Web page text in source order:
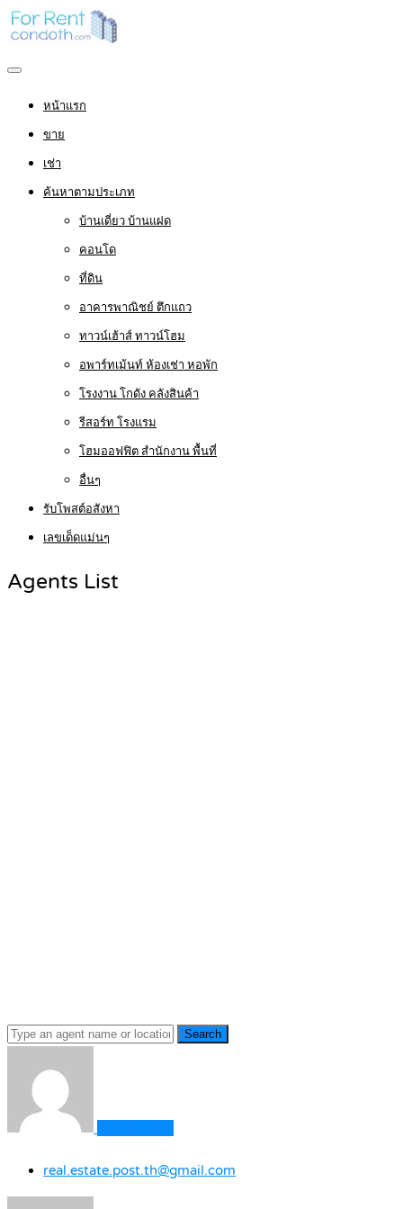
หน้าแรก
ขาย
เช่า
ค้นหาตามประเภท
บ้านเดี่ยว บ้านแฝด
คอนโด
ที่ดิน
อาคารพาณิชย์ ตึกแถว
ทาวน์เฮ้าส์ ทาวน์โฮม
อพาร์ทเม้นท์ ห้องเช่า หอพัก
โรงงาน โกดัง คลังสินค้า
รีสอร์ท โรงแรม
โฮมออฟฟิต สำนักงาน พื้นที่
อื่นๆ
รับโพสต์อสังหา
เลขเด็ดแม่นๆ
Agents List
Search
real.estate.post.th@gmail.com